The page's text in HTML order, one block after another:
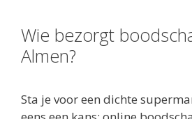
Wie bezorgt
Almen?
Sta je voor een dichte